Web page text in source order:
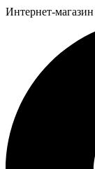
Интернет-